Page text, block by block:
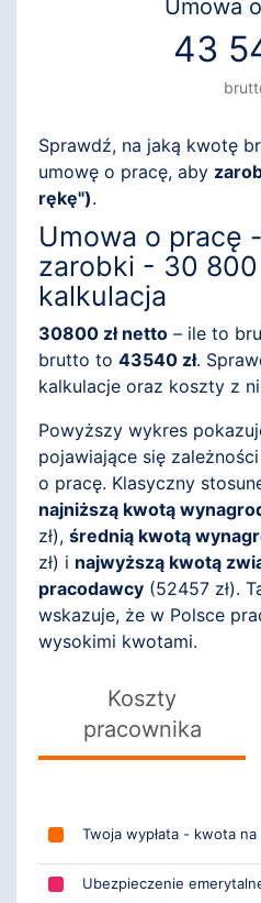
Umowa
43
Sprawdź, na jaką kwotę
umowę o pracę, aby
rękę").
Umowa o pracę
zarobki - 30 800
kalkulacja
30800 zł netto – ile to
brutto to 43540 zł.
kalkulacje oraz koszty z
Powyższy wykres
pojawiające się
o pracę. Klasyczny
najniższą kwotą
zł), średnią kwotą
zł) i najwyższą kwotą
pracodawcy (52457 zł).
wskazuje, że w Polsce
wysokimi kwotami.
Koszty
pracownika
Twoja wypłata - kwota na
Ubezpieczenie